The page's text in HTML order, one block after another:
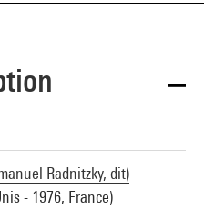
Radnitzky, dit)
- 1976, France)